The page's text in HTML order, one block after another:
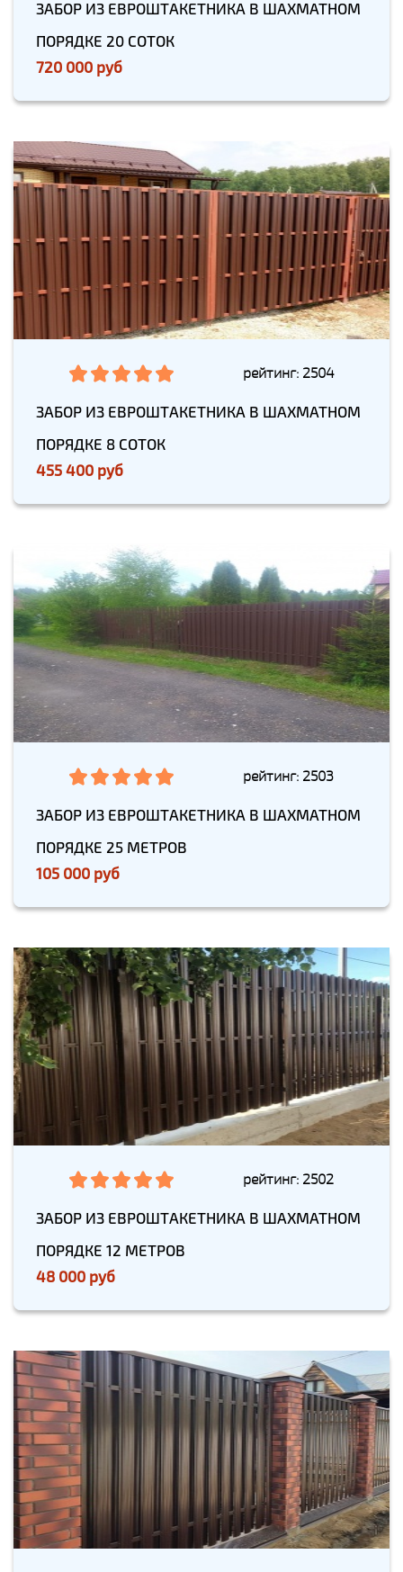
ЗАБОР ИЗ ЕВРОШТАКЕТНИКА В ШАХМАТНОМ
ПОРЯДКЕ 20 СОТОК
720 000 руб
рейтинг: 2504
ЗАБОР ИЗ ЕВРОШТАКЕТНИКА В ШАХМАТНОМ
ПОРЯДКЕ 8 СОТОК
455 400 руб
рейтинг: 2503
ЗАБОР ИЗ ЕВРОШТАКЕТНИКА В ШАХМАТНОМ
ПОРЯДКЕ 25 МЕТРОВ
105 000 руб
рейтинг: 2502
ЗАБОР ИЗ ЕВРОШТАКЕТНИКА В ШАХМАТНОМ
ПОРЯДКЕ 12 МЕТРОВ
48 000 руб